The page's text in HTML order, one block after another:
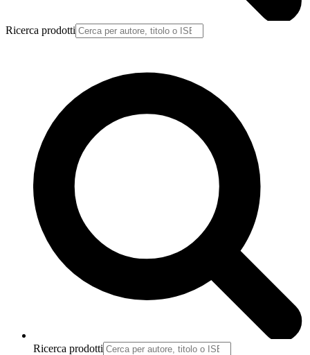
Ricerca prodotti
Ricerca prodotti